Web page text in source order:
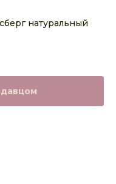
натуральный